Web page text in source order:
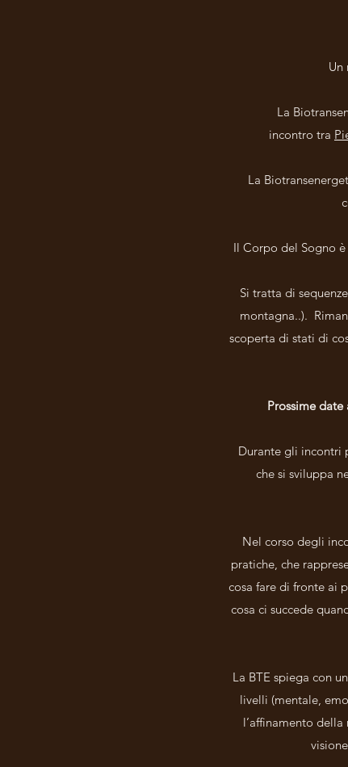
Un
La
incontro tra
La
Il Corpo del Sogno
Si tratta di
montagna..).
scoperta di stati di
Prossime
Durante gli incontri
che si sviluppa
Nel corso degli
pratiche, che
cosa fare di fronte ai
cosa ci succede
La BTE spiega con
livelli (mentale,
l’affinamento